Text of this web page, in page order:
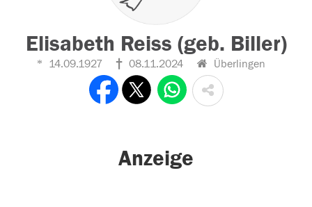
Elisabeth Reiss (geb. Biller)
14.09.1927 08.11.2024 Überlingen
Anzeige